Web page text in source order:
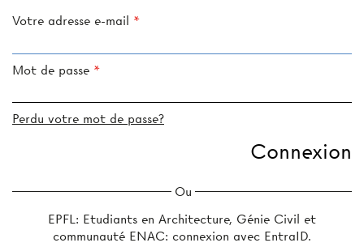
Votre adresse e-mail
Mot de passe
Perdu votre mot de passe?
Ou
EPFL: Etudiants en Architecture, Génie Civil et
communauté ENAC: connexion avec EntraID.